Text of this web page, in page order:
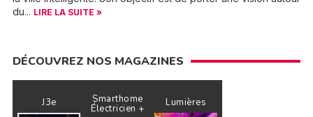
du... LIRE LA SUITE »
DÉCOUVREZ NOS MAGAZINES
J3e Smarthome
Électricien + Lumières